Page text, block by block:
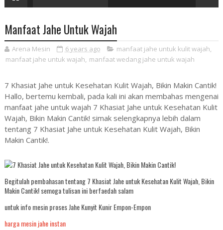
Manfaat Jahe Untuk Wajah
Arena Mesin 6 years ago manfaat jahe untuk kulit wajah,
manfaat jahe untuk wajah, manfaat wedang jahe untuk wajah
7 Khasiat Jahe untuk Kesehatan Kulit Wajah, Bikin Makin Cantik!
Hallo, bertemu kembali, pada kali ini akan membahas mengenai
manfaat jahe untuk wajah 7 Khasiat Jahe untuk Kesehatan Kulit
Wajah, Bikin Makin Cantik! simak selengkapnya lebih dalam
tentang 7 Khasiat Jahe untuk Kesehatan Kulit Wajah, Bikin
Makin Cantik!.
Begitulah pembahasan tentang 7 Khasiat Jahe untuk Kesehatan Kulit Wajah, Bikin
Makin Cantik! semoga tulisan ini berfaedah salam
untuk info mesin proses Jahe Kunyit Kunir Empon-Empon
harga mesin jahe instan